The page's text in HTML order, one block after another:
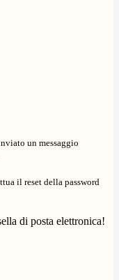
un messaggio
il reset della password
di posta elettronica!